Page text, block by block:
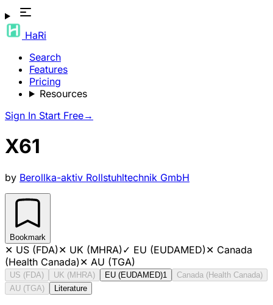
HaRi
Search
Features
Pricing
Resources
Sign In Start Free→
X61
by Berollka-aktiv Rollstuhltechnik GmbH
Bookmark
✕ US (FDA)✕ UK (MHRA)✓ EU (EUDAMED)✕ Canada
(Health Canada)✕ AU (TGA)
US (FDA) UK (MHRA) EU (EUDAMED)1
Canada (Health Canada)
AU (TGA)
Literature